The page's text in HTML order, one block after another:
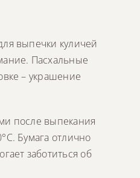
выпечки куличей
Пасхальные
– украшение
после выпекания
Бумага отлично
заботиться об